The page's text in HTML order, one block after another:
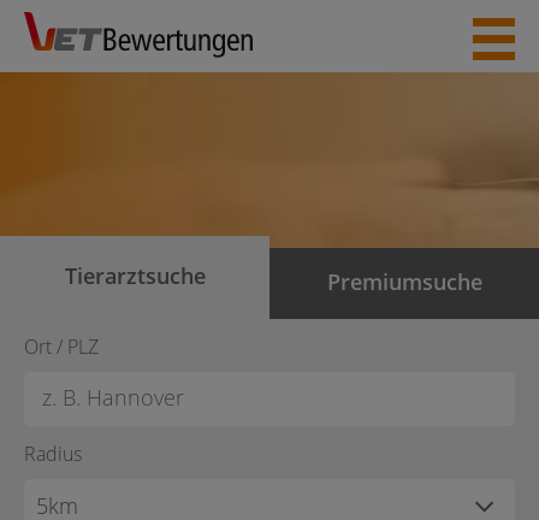
Skip
content
Tierarztsuche Premiumsuche
Ort / PLZ
Radius